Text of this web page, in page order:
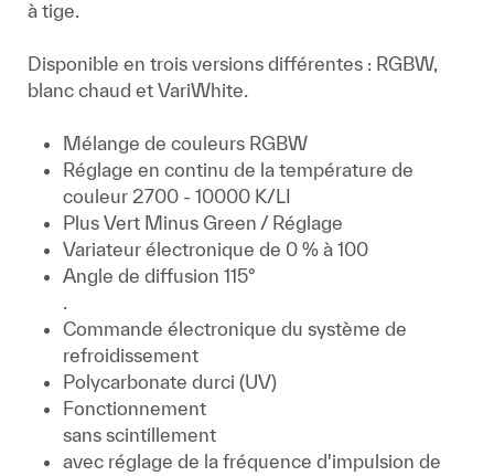
à tige.
Disponible en trois versions différentes : RGBW,
blanc chaud et VariWhite.
Mélange de couleurs RGBW
Réglage en continu de la température de
couleur 2700 - 10000 K/LI
Plus Vert Minus Green / Réglage
Variateur électronique de 0 % à 100
Angle de diffusion 115°
.
Commande électronique du système de
refroidissement
Polycarbonate durci (UV)
Fonctionnement
sans scintillement
avec réglage de la fréquence d'impulsion de